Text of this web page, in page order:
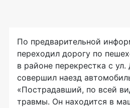
По предварительной
переходил дорогу по
в районе перекрестка с
совершил наезд
«Пострадавший, по всей
травмы. Он находится в